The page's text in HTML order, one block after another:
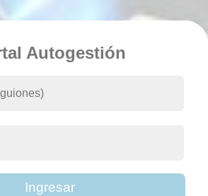
Autogestión
Ingresar